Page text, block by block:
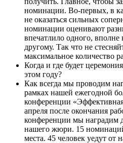
номинации. Во-первых, в
не оказаться сильных
номинации оценивают
впечатлило одного, вполне
другому. Так что не
максимальное количество
Когда и где будет
этом году?
Как всегда мы проводим
рамках нашей ежегодной
конференции
апреля после окончания
конференции мы
нашего жюри. 15
места. 45 человек уедут от